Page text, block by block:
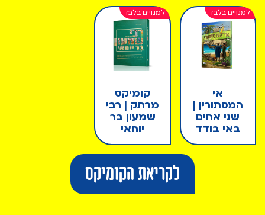
אי
המסתורין |
שני אחים
באי בודד
קומיקס
מרתק | רבי
שמעון בר
יוחאי
לקריאת הקומיקס